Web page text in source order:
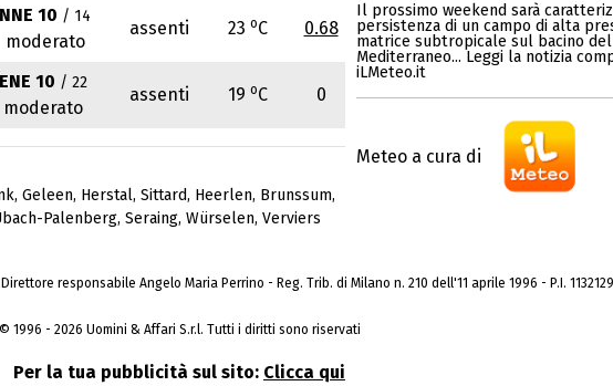
NNE 10 / 14
moderato
assenti 23 oC 0.68
ENE 10 / 22
moderato
assenti 19 oC 0
, Geleen, Herstal, Sittard, Heerlen, Brunssum,
Palenberg, Seraing, Würselen, Verviers
Il prossimo weekend sarà
persistenza di un campo di alta
matrice subtropicale sul bacino del
Mediterraneo... Leggi la notizia
iLMeteo.it
Meteo a cura di
responsabile Angelo Maria Perrino - Reg. Trib. di Milano n. 210 dell'11 aprile 1996 - P.I.
© 1996 - 2026 Uomini & Affari S.r.l. Tutti i diritti sono riservati
Per la tua pubblicità sul sito: Clicca qui